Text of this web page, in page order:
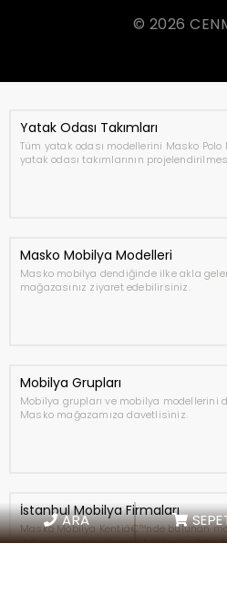
© 2026
Yatak Odası Takımları
Tüm yatak odası modellerini Masko
yatak odası takımlarının
Masko Mobilya Modelleri
Masko mobilya dendiğinde ilke akla
mağazasınız ziyaret edebilirsiniz.
Mobilya Grupları
Mobilya grupları ve mobilya modellerini
Masko mağazamıza davetlisiniz.
İstanbul Mobilya Firmaları
Masko Mobilya Kentiâ€™nde bulunan
dekorasyon projelerimiz hakkında
ARA